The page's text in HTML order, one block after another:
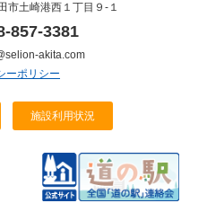
市土崎港西１丁目９-１
857-3381
akita.com
ーポリシー
施設利用状況